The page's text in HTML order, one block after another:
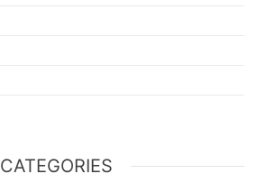
CATEGORIES